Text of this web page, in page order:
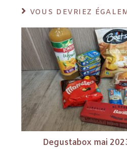
VOUS DEVRIEZ
Degustabox mai